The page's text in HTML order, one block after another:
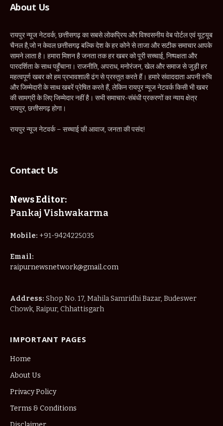
About Us
रायपुर न्यूज नेटवर्क, छत्तीसगढ़ का सबसे लोकप्रिय और विश्वसनीय वेब पोर्टल एवं यूट्यूब
चैनल है,जो न केवल छत्तीसगढ़ बल्कि देश के हर कोने से ताजा और सटीक समाचार आपके
सामने लाता है। हमारा मिशन है जनता तक हर खबर को पूरी सच्चाई, निष्पक्षता और
पारदर्शिता के साथ पहुँचाना। राजनीति, अपराध, मनोरंजन, खेल और समाज से जुड़ी हर
महत्वपूर्ण खबर को हम प्रभावशाली ढंग से प्रस्तुत करते हैं। हमारे संवाददाता अपनी रुचि
और जिम्मेदारी के साथ खबरें प्रेषित करते हैं, लेकिन रायपुर न्यूज नेटवर्क किसी भी खबर
की सामग्री के लिए जिम्मेदार नहीं है। सभी समाचार-संबंधी प्रकरणों का न्याय क्षेत्र
रायपुर, छत्तीसगढ़ होगा।
रायपुर न्यूज नेटवर्क – सच्चाई की आवाज, जनता की पसंद!
Contact Us
News Editor:
Pankaj Vishwakarma
Mobile: +91-9424225035
Email:
raipurnewsnetwork@gmail.com
Address: Shop No. 17, Mahila Samridhi Bazar, Budeswer
Chowk, Raipur, Chhattisgarh
IMPORTANT PAGES
Home
About Us
Privacy Policy
Terms & Conditions